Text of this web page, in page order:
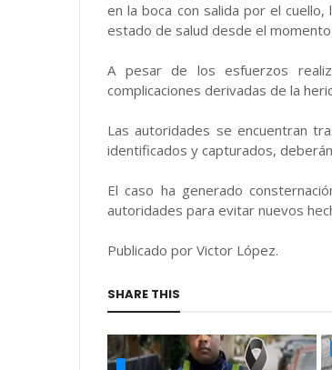
en la boca con salida por el
estado de salud desde el
A pesar de los esfuerzos
complicaciones derivadas de la
Las autoridades se encuentran
identificados y capturados,
El caso ha generado
autoridades para evitar nuevos
Publicado por Victor López.
SHARE THIS